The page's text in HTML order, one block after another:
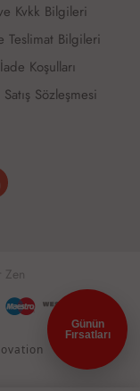
Kvkk Bilgileri
Teslimat Bilgileri
Koşulları
Sözleşmesi
Zen
Günün
Fırsatları